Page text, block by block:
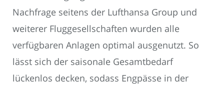
Nachfrage seitens der Lufthansa Group und
weiterer Fluggesellschaften wurden alle
verfügbaren Anlagen optimal ausgenutzt. So
lässt sich der saisonale Gesamtbedarf
lückenlos decken, sodass Engpässe in der